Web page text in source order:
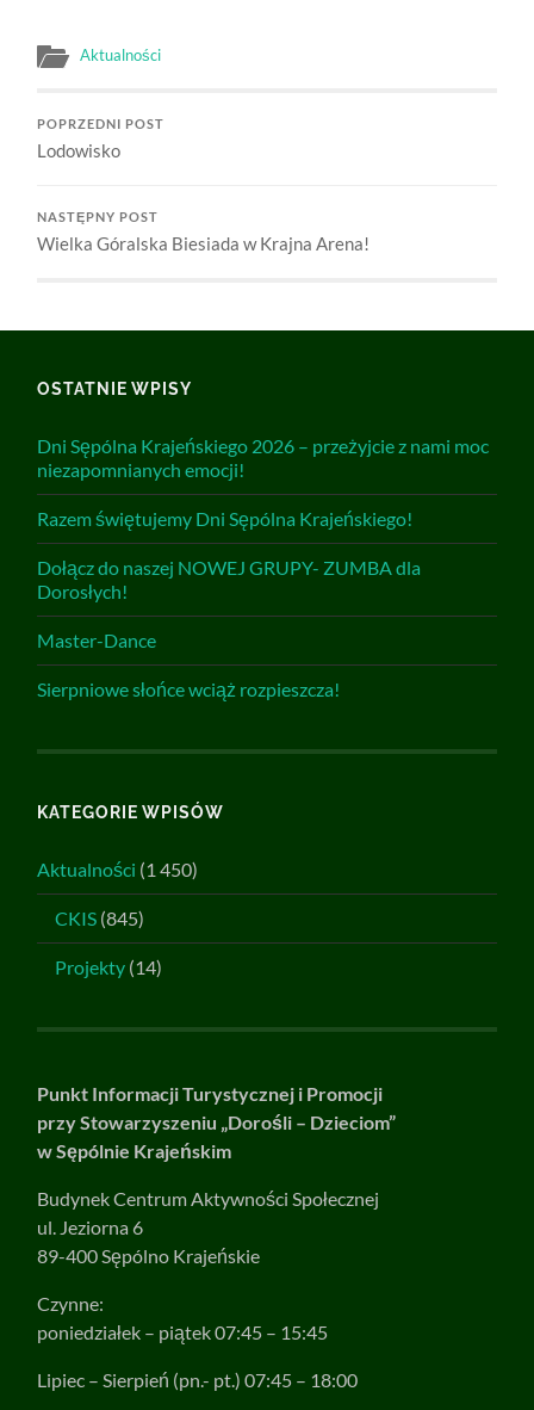
Aktualności
POPRZEDNI POST
Lodowisko
NASTĘPNY POST
Wielka Góralska Biesiada w Krajna Arena!
OSTATNIE WPISY
Dni Sępólna Krajeńskiego 2026 – przeżyjcie z nami moc
niezapomnianych emocji!
Razem świętujemy Dni Sępólna Krajeńskiego!
Dołącz do naszej NOWEJ GRUPY- ZUMBA dla
Dorosłych!
Master-Dance
Sierpniowe słońce wciąż rozpieszcza!
KATEGORIE WPISÓW
Aktualności (1 450)
CKIS (845)
Projekty (14)
Punkt Informacji Turystycznej i Promocji
przy Stowarzyszeniu „Dorośli – Dzieciom”
w Sępólnie Krajeńskim
Budynek Centrum Aktywności Społecznej
ul. Jeziorna 6
89-400 Sępólno Krajeńskie
Czynne:
poniedziałek – piątek 07:45 – 15:45
Lipiec – Sierpień (pn.- pt.) 07:45 – 18:00